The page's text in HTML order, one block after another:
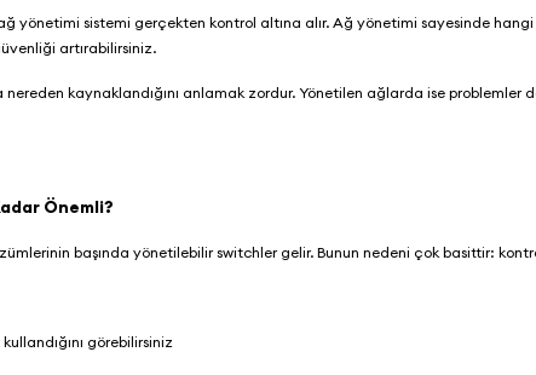
yönetimi sistemi gerçekten kontrol altına alır. Ağ yönetimi sayesinde hangi
artırabilirsiniz.
nereden kaynaklandığını anlamak zordur. Yönetilen ağlarda ise
Önemli?
başında yönetilebilir switchler gelir. Bunun nedeni çok basittir:
görebilirsiniz